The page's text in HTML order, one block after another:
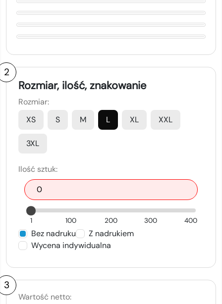
2
Rozmiar, ilość, znakowanie
Rozmiar:
XS
S M L XL XXL
3XL
Ilość sztuk:
1 100 200 300 400
Bez nadruku
Z nadrukiem
Wycena indywidualna
3
Wartość netto: